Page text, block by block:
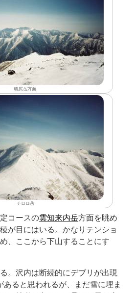
幌尻岳方面
チロロ岳
コースの雲知来内岳方面を眺め
が目にはいる。かなりテンショ
、ここから下山することにす
。沢内は断続的にデブリが出現
あると思われるが、まだ雪に埋ま